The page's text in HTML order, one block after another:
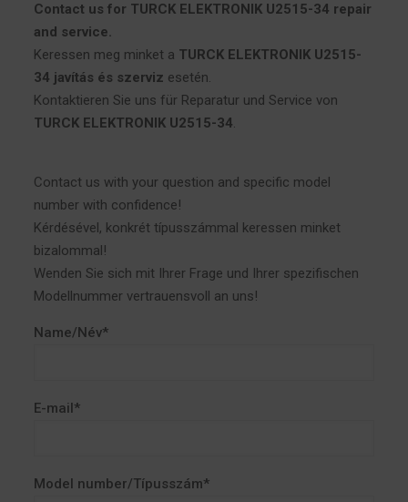
Contact us for TURCK ELEKTRONIK U2515-34 repair
and service.
Keressen meg minket a TURCK ELEKTRONIK U2515-
34 javítás és szerviz esetén.
Kontaktieren Sie uns für Reparatur und Service von
TURCK ELEKTRONIK U2515-34.
Contact us with your question and specific model
number with confidence!
Kérdésével, konkrét típusszámmal keressen minket
bizalommal!
Wenden Sie sich mit Ihrer Frage und Ihrer spezifischen
Modellnummer vertrauensvoll an uns!
Name/Név*
E-mail*
Model number/Típusszám*